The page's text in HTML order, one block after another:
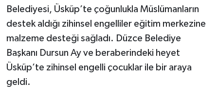
Belediyesi, Üsküp’te çoğunlukla Müslümanların
destek aldığı zihinsel engelliler eğitim merkezine
malzeme desteği sağladı. Düzce Belediye
Başkanı Dursun Ay ve beraberindeki heyet
Üsküp’te zihinsel engelli çocuklar ile bir araya
geldi.